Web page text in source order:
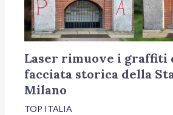
Laser rimuove i graffiti
facciata storica della
Milano
TOP ITALIA